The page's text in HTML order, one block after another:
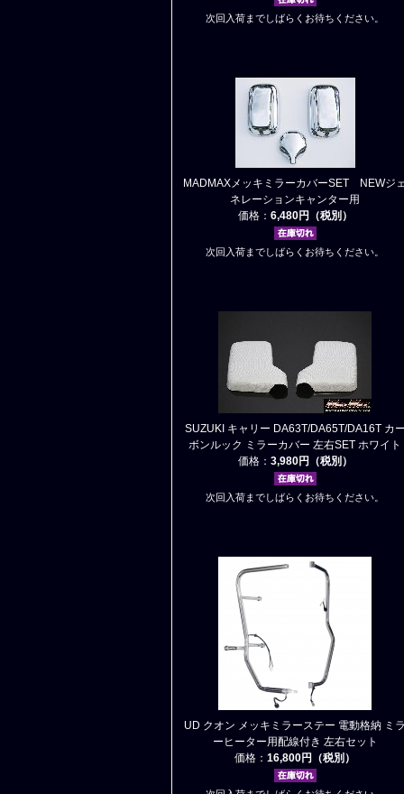
次回入荷までしばらくお待ちください。
MADMAXメッキミラーカバーSET NEWジ
ネレーションキャンター用
価格： 6,480円（税別）
次回入荷までしばらくお待ちください。
SUZUKI キャリー DA63T/DA65T/DA16T カ
ボンルック ミラーカバー 左右SET ホワイト
価格： 3,980円（税別）
次回入荷までしばらくお待ちください。
UD クオン メッキミラーステー 電動格納 ミ
ーヒーター用配線付き 左右セット
価格： 16,800円（税別）